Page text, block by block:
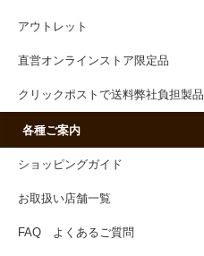
アウトレット
直営オンラインストア限定品
クリックポストで送料弊社負担製品
各種ご案内
ショッピングガイド
お取扱い店舗一覧
FAQ よくあるご質問